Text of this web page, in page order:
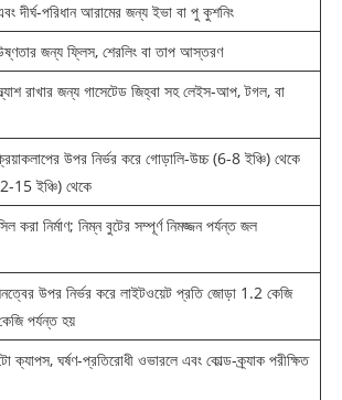
দীর্ঘ-পরিধান আরামের জন্য ইভা বা পু কুশনিং
জন্য ফ্লিস, শেরলিং বা তাপ আস্তরণ
রাখার জন্য গাসেটেড জিহ্বা সহ লেইস-আপ, টগল, বা
উপর নির্ভর করে গোড়ালি-উচ্চ (6-8 ইঞ্চি) থেকে
15 ইঞ্চি) থেকে
করা নির্মাণ; নিম্ন বুটের সম্পূর্ণ নিমজ্জন পর্যন্ত জল
উপর নির্ভর করে লাইটওয়েট প্রতি জোড়া 1.2 কেজি
পর্যন্ত হয়
ক্যাপস, ঘর্ষণ-প্রতিরোধী ওভারলে এবং কোল্ড-ক্র্যাক পরীক্ষিত